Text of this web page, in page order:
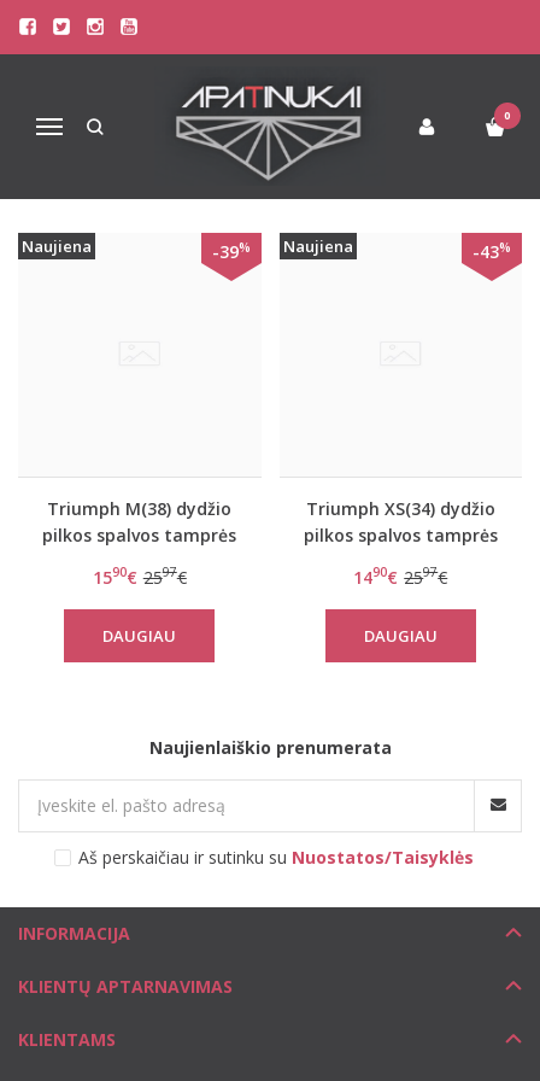
Navigacija
0
PREKIŲ PAIEŠKA - LEGGINGS
Prekių paieška
Naujiena -39%
Triumph M(38) dydžio
pilkos spalvos tamprės
1590€ 2597€
DAUGIAU
Naujiena -43%
Triumph XS(34) dydžio
pilkos spalvos tamprės
1490€ 2597€
DAUGIAU
Naujienlaiškio prenumerata
Aš perskaičiau ir sutinku su Nuostatos/Taisyklės
INFORMACIJA
KLIENTŲ APTARNAVIMAS
KLIENTAMS